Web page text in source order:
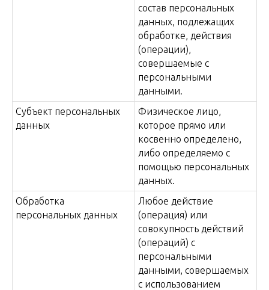
состав персональных
данных, подлежащих
обработке, действия
(операции),
совершаемые с
персональными
данными.
Субъект персональных
данных
Физическое лицо,
которое прямо или
косвенно определено,
либо определяемо с
помощью персональных
данных.
Обработка
персональных данных
Любое действие
(операция) или
совокупность действий
(операций) с
персональными
данными, совершаемых
с использованием